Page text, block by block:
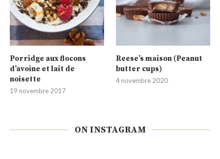
Porridge aux flocons
d’avoine et lait de
noisette
19 novembre 2017
Reese’s maison (Peanut
butter cups)
4 novembre 2020
ON INSTAGRAM